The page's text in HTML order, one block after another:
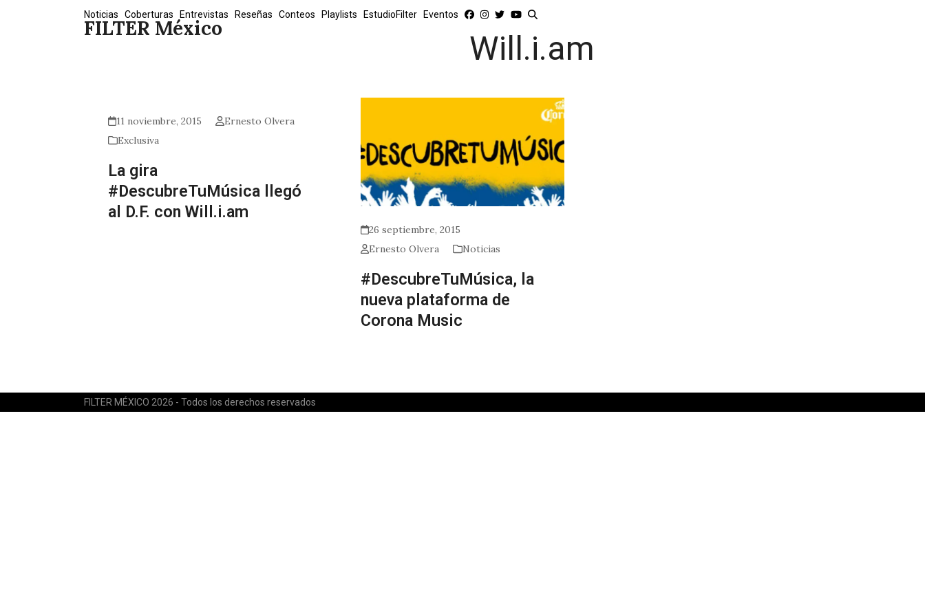
FILTER México
Noticias Coberturas Entrevistas Reseñas Conteos Playlists EstudioFilter Eventos
Will.i.am
11 noviembre, 2015
Ernesto Olvera
Exclusiva
La gira
#DescubreTuMúsica llegó
al D.F. con Will.i.am
26 septiembre, 2015
Ernesto Olvera
Noticias
#DescubreTuMúsica, la
nueva plataforma de
Corona Music
FILTER MÉXICO 2026 - Todos los derechos reservados